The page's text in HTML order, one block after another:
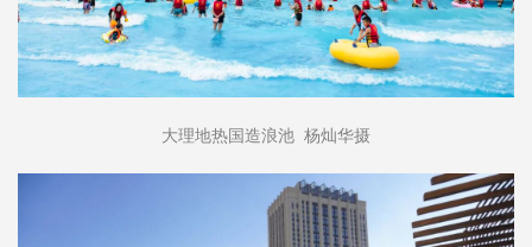
大理地热国造浪池 杨灿华摄